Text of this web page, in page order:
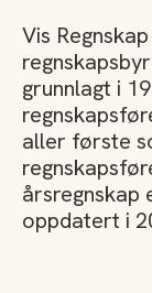
Vis
grunnlagt i
aller første
årsregnskap
oppdatert i